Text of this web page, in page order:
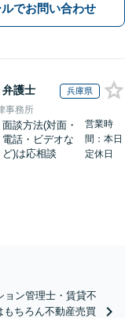
ルでお問い合わせ
弁護士 兵庫県
事務所
面談方法(対面・
電話・ビデオな
ど)は応相談
営業時
間：本日
定休日
ョン管理士・賃貸不
ちろん不動産売買